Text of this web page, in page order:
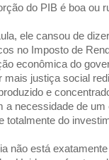
do PIB é boa ou
ele cansou de
no Imposto de
econômica do
justiça social
e
a necessidade de
totalmente do
não está